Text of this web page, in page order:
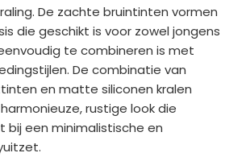
De zachte bruintinten vormen
die geschikt is voor zowel jongens
te combineren is met
De combinatie van
en matte siliconen kralen
rustige look die
bij een minimalistische en